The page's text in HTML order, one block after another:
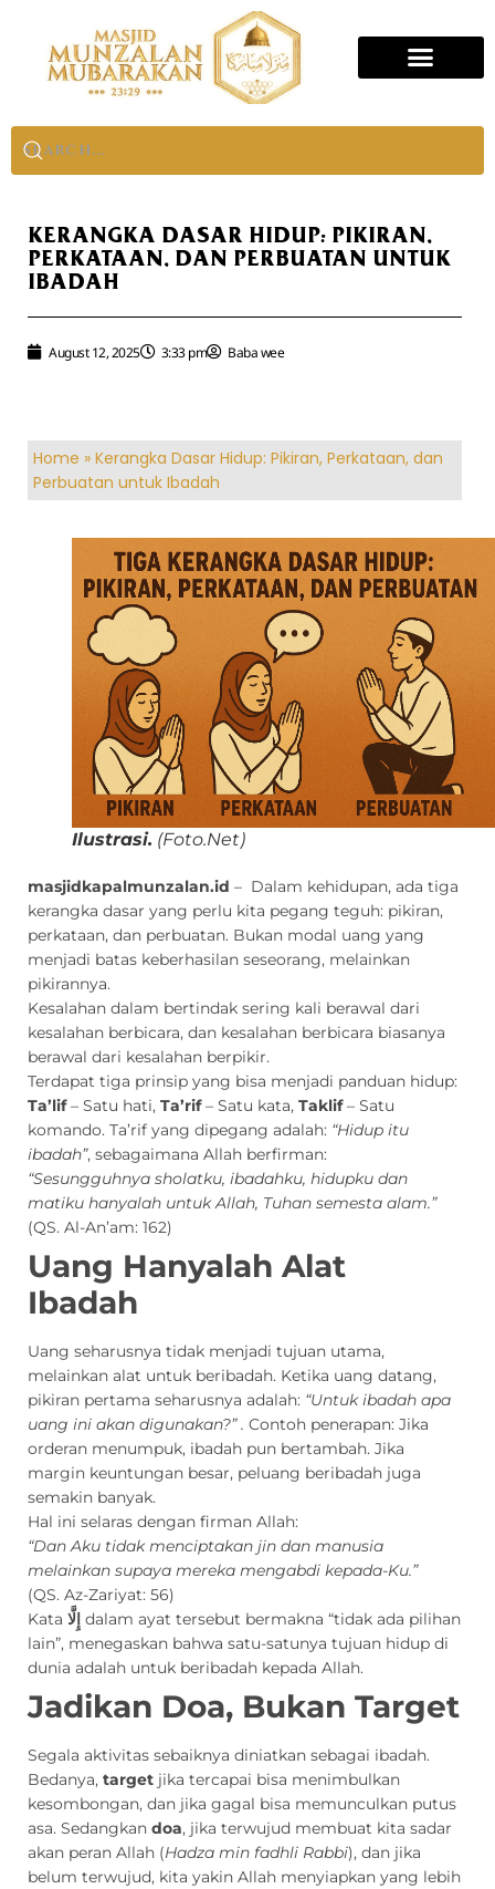
KERANGKA DASAR HIDUP: PIKIRAN,
PERKATAAN, DAN PERBUATAN UNTUK
IBADAH
August 12, 2025 3:33 pm Baba wee
Home » Kerangka Dasar Hidup: Pikiran, Perkataan, dan
Perbuatan untuk Ibadah
Ilustrasi. (Foto.Net)
masjidkapalmunzalan.id – Dalam kehidupan, ada tiga
kerangka dasar yang perlu kita pegang teguh: pikiran,
perkataan, dan perbuatan. Bukan modal uang yang
menjadi batas keberhasilan seseorang, melainkan
pikirannya.
Kesalahan dalam bertindak sering kali berawal dari
kesalahan berbicara, dan kesalahan berbicara biasanya
berawal dari kesalahan berpikir.
Terdapat tiga prinsip yang bisa menjadi panduan hidup:
Ta’lif– Satu hati, Ta’rif– Satu kata, Taklif– Satu
komando. Ta’rif yang dipegang adalah: “Hidup itu
ibadah”, sebagaimana Allah berfirman:
“Sesungguhnya sholatku, ibadahku, hidupku dan
matiku hanyalah untuk Allah, Tuhan semesta alam.”
(QS. Al-An’am: 162)
Uang Hanyalah Alat
Ibadah
Uang seharusnya tidak menjadi tujuan utama,
melainkan alat untuk beribadah. Ketika uang datang,
pikiran pertama seharusnya adalah: “Untuk ibadah apa
uang ini akan digunakan?” . Contoh penerapan: Jika
orderan menumpuk, ibadah pun bertambah. Jika
margin keuntungan besar, peluang beribadah juga
semakin banyak.
Hal ini selaras dengan firman Allah:
“Dan Aku tidak menciptakan jin dan manusia
melainkan supaya mereka mengabdi kepada-Ku.”
(QS. Az-Zariyat: 56)
Kata إِلَّا dalam ayat tersebut bermakna “tidak ada pilihan
lain”, menegaskan bahwa satu-satunya tujuan hidup di
dunia adalah untuk beribadah kepada Allah.
Jadikan Doa, Bukan Target
Segala aktivitas sebaiknya diniatkan sebagai ibadah.
Bedanya, target jika tercapai bisa menimbulkan
kesombongan, dan jika gagal bisa memunculkan putus
asa. Sedangkan doa, jika terwujud membuat kita sadar
akan peran Allah (Hadza min fadhli Rabbi), dan jika
belum terwujud, kita yakin Allah menyiapkan yang lebih